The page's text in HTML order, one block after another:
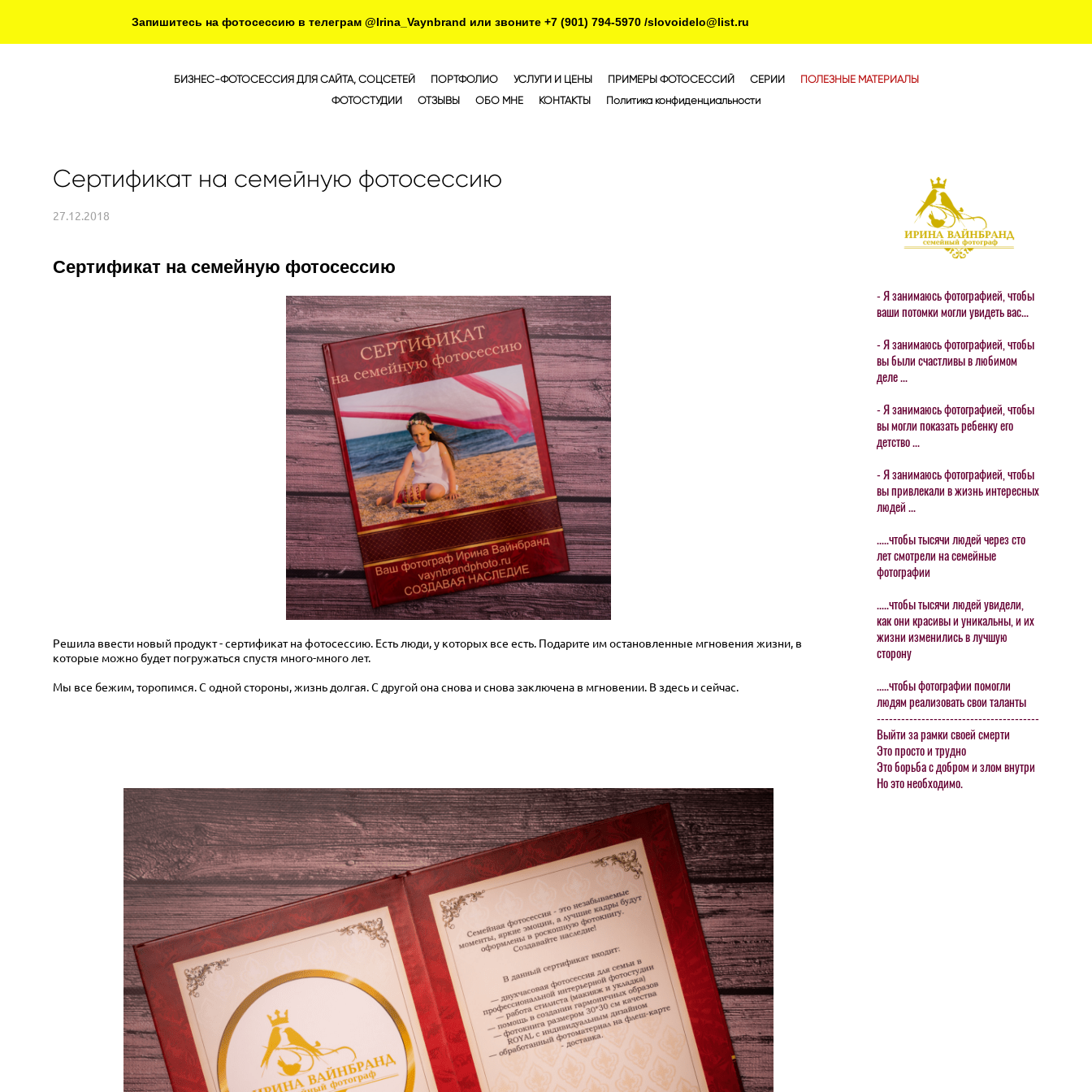
Запишитесь на фотосессию в телеграм @Irina_Vaynbrand или звоните +7 (901) 794-5970 /slovoidelo@list.ru
БИЗНЕС-ФОТОСЕССИЯ ДЛЯ САЙТА, СОЦСЕТЕЙ ПОРТФОЛИО УСЛУГИ И ЦЕНЫ ПРИМЕРЫ ФОТОСЕССИЙ СЕРИИ
ПОЛЕЗНЫЕ МАТЕРИАЛЫ
ФОТОСТУДИИ
ОТЗЫВЫ ОБО МНЕ КОНТАКТЫ Политика конфиденциальности
Сертификат на семейную фотосессию
27.12.2018
Сертификат на семейную фотосессию
Решила ввести новый продукт - сертификат на фотосессию. Есть люди, у которых все есть. Подарите им остановленные мгновения жизни, в
которые можно будет погружаться спустя много-много лет.
Мы все бежим, торопимся. С одной стороны, жизнь долгая. С другой она снова и снова заключена в мгновении. В здесь и сейчас.
- Я занимаюсь фотографией, чтобы
ваши потомки могли увидеть вас...
- Я занимаюсь фотографией, чтобы
вы были счастливы в любимом
деле ...
- Я занимаюсь фотографией, чтобы
вы могли показать ребенку его
детство ...
- Я занимаюсь фотографией, чтобы
вы привлекали в жизнь интересных
людей ...
.....чтобы тысячи людей через сто
лет смотрели на семейные
фотографии
.....чтобы тысячи людей увидели,
как они красивы и уникальны, и их
жизни изменились в лучшую
сторону
.....чтобы фотографии помогли
людям реализовать свои таланты
----------------------------------------
Выйти за рамки своей смерти
Это просто и трудно
Это борьба с добром и злом внутри
Но это необходимо.